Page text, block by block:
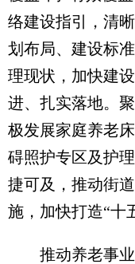
络建设指引，清
划布局、建设标
理现状，加快建
进、扎实落地。
极发展家庭养老
碍照护专区及护
捷可及，推动街
施，加快打造“十
推动养老事业